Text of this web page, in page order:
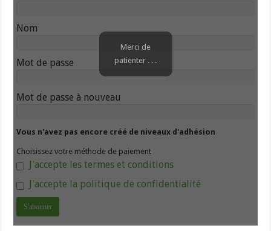
Nom
Mot de passe
Mot de passe à nouveau
Vous n'avez pas encore créé de niveaux d'adhésion
Choisissez votre méthode de paiement
J'accepte les termes et conditions
J'accepte la politique de confidentialité
Merci de
patienter . . .